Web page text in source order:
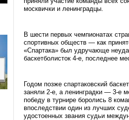
москвички и ленинградцы.
В шести первых чемпионатах
спортивных обществ — как
«Спартака» был удручающе
баскетболисток 4-е, последнее
Годом позже спартаковский
заняли 2-е, а ленинградки — 3-е
победу в турнире боролись 8
впоследствии один из лучших
удостоенных звания судьи